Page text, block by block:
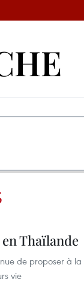
Thaïlande
de proposer à la
vie